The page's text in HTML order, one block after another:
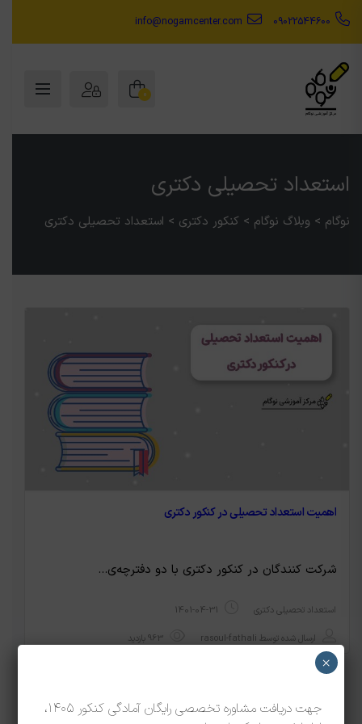
09022544600
info@nogamcenter.com
0
استعداد تحصیلی دکتری
نوگام > وبلاگ نوگام > کنکور دکتری > استعداد تحصیلی دکتری
اهمیت استعداد تحصیلی در کنکور دکتری
شرکت کنندگان در کنکور دکتری با دو دفترچه‌ی…
استعداد تحصیلی دکتری 1401-04-31
ارسال شده توسط rasoul-fathali
1
…
4
5
6
جهت دریافت مشاوره تخصصی رایگان آمادگی کنکور 1405،
×